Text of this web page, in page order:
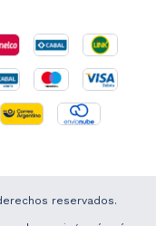
reservados.